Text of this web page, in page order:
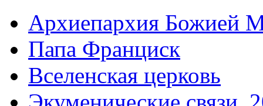
Архиепархия Божией
Папа Франциск
Вселенская церковь